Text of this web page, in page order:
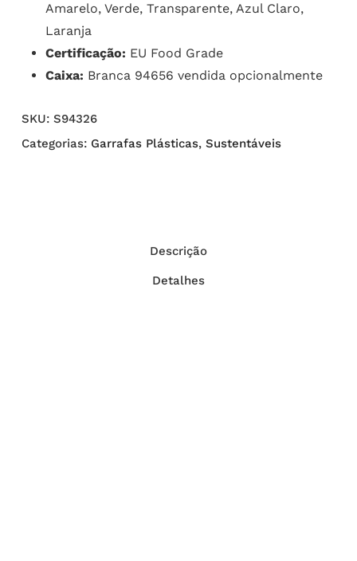
Amarelo, Verde, Transparente, Azul Claro,
Laranja
Certificação: EU Food Grade
Caixa: Branca 94656 vendida opcionalmente
SKU: S94326
Categorias: Garrafas Plásticas, Sustentáveis
Descrição
Detalhes